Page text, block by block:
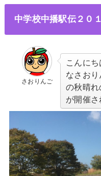
中学校中播駅伝２０
さおりんご
こんに
なさお
の秋晴
が開催